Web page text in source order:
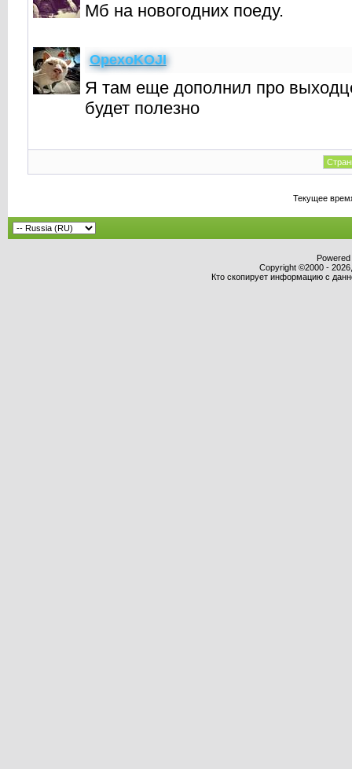
Мб на новогодних поеду.
OpexoKOJI
Я там еще дополнил про
будет полезно
Текущее
Copyright ©2000 -
Кто скопирует информацию с